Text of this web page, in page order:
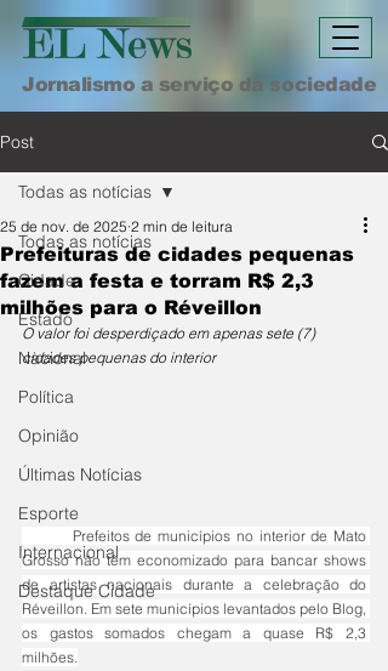
Jornalismo a serviço da sociedade
Post
Todas as notícias
Cidade
Estado
Nacional
Política
Opinião
Últimas Notícias
Esporte
Internacional
Destaque Cidade
Todas as notícias
Prefeituras de cidades pequenas
fazem a festa e torram R$ 2,3
milhões para o Réveillon
25 de nov. de 2025 2 min de leitura
O valor foi desperdiçado em apenas sete (7)
cidades pequenas do interior
Grosso não têm economizado para bancar shows
de artistas nacionais durante a celebração do
Réveillon. Em sete municípios levantados pelo Blog,
os gastos somados chegam a quase R$ 2,3
milhões.